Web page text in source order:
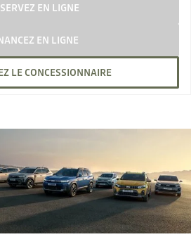
EN LIGNE
EN LIGNE
LE CONCESSIONNAIRE